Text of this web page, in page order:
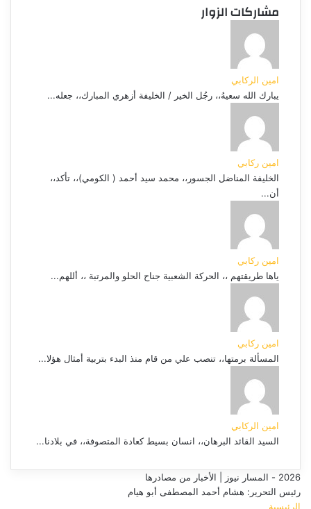
مشاركات الزوار
امين الركابي
يبارك الله سعيهُ،، رجُل الخير / الخليفة أزهري المبارك،، جعله...
امين ركابي
الخليفة المناضل الجسور،، محمد سيد أحمد ( الكومي)،، تأكد،،
أن...
امين ركابي
ياها طريقتهم ،، الحركة الشعبية جناح الحلو والمرتبة ،، أللهم...
امين ركابي
المسألة برمتها،، تنصب علي من قام منذ البدء بتربية أمثال هؤلا...
امين الركابي
السيد القائد البرهان،، انسان بسيط كعادة المتصوفة،، في بلادنا...
2026 - المسار نيوز | الأخبار من مصادرها
رئيس التحرير: هشام أحمد المصطفى أبو هيام
الرئيسية